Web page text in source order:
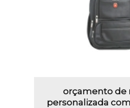
orçamento de
personalizada